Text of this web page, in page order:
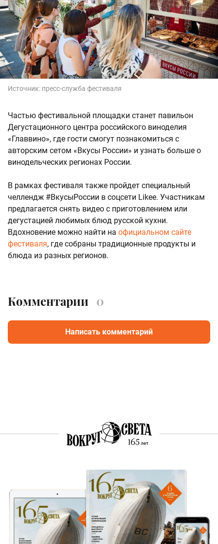
Источник: пресс-служба фестиваля
Частью фестивальной площадки станет павильон
Дегустационного центра российского виноделия
«Главвино», где гости смогут познакомиться с
авторским сетом «Вкусы России» и узнать больше о
винодельческих регионах России.
В рамках фестиваля также пройдет специальный
челлендж #ВкусыРоссии в соцсети Likee. Участникам
предлагается снять видео с приготовлением или
дегустацией любимых блюд русской кухни.
Вдохновение можно найти на официальном сайте
фестиваля, где собраны традиционные продукты и
блюда из разных регионов.
Комментарии 0
Написать комментарий